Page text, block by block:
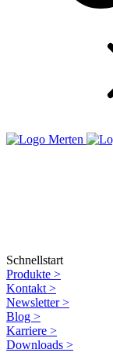
Schnellstart
Produkte >
Kontakt >
Newsletter>
Blog >
Karriere >
Downloads >